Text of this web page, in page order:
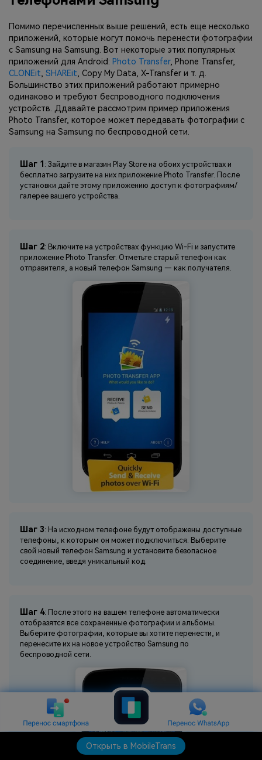
Помимо перечисленных выше решений, есть еще несколько
приложений, которые могут помочь перенести фотографии
с Samsung на Samsung. Вот некоторые этих популярных
приложений для Android: Photo Transfer, Phone Transfer,
CLONEit SHAREit , Copy My Data, X-Transfer и т. д.
Большинство этих приложений работают примерно
одинаково и требуют беспроводного подключения
устройств. Ддавайте рассмотрим пример приложения
Photo Transfer, которое может передавать фотографии с
Samsung на Samsung по беспроводной сети.
Шаг 1 : Зайдите в магазин Play Store на обоих устройствах и
бесплатно загрузите на них приложение Photo Transfer. После
установки дайте этому приложению доступ к фотографиям/
галерее вашего устройства.
Шаг 2: Включите на устройствах функцию Wi-Fi и запустите
приложение Photo Transfer. Отметьте старый телефон как
отправителя, а новый телефон Samsung — как получателя.
Шаг 3: На исходном телефоне будут отображены доступные
телефоны, к которым он может подключиться. Выберите
свой новый телефон Samsung и установите безопасное
соединение, введя уникальный код.
Шаг 4: После этого на вашем телефоне автоматически
отобразятся все сохраненные фотографии и альбомы.
Выберите фотографии, которые вы хотите перенести, и
перенесите их на новое устройство Samsung по
беспроводной сети.
Открыть в MobileTrans